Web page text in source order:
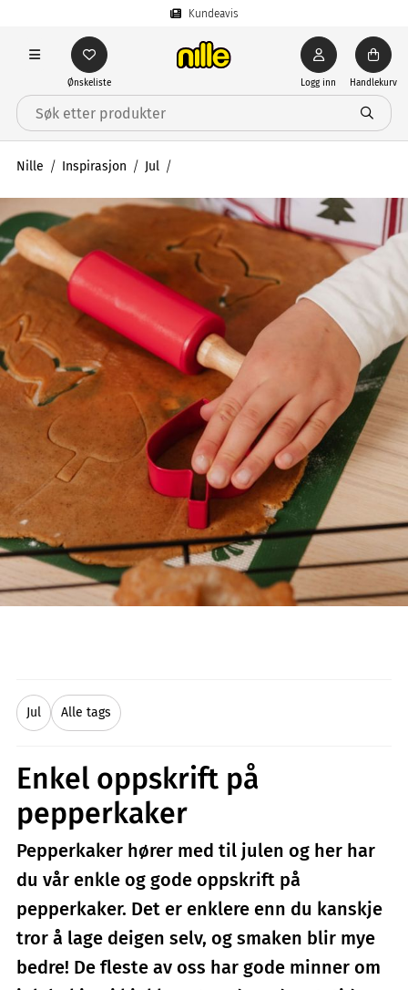
Kundeavis
Ønskeliste Logg inn Handlekurv
Nille Inspirasjon Jul
Jul Alle tags
Enkel oppskrift på
pepperkaker
Pepperkaker hører med til julen og her har
du vår enkle og gode oppskrift på
pepperkaker. Det er enklere enn du kanskje
tror å lage deigen selv, og smaken blir mye
bedre! De fleste av oss har gode minner om